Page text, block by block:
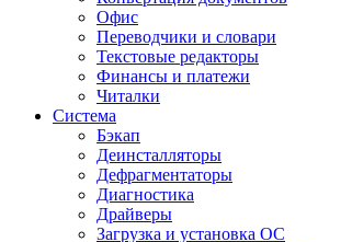
Офис
Переводчики и словари
Текстовые редакторы
Финансы и платежи
Читалки
Система
Бэкап
Деинсталляторы
Дефрагментаторы
Диагностика
Драйверы
Загрузка и установка ОС